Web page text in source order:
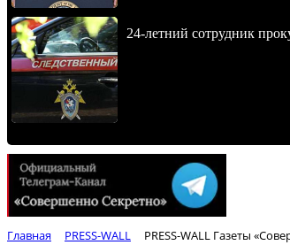
24-летний сотрудник
Главная PRESS-WALL PRESS-WALL Газеты